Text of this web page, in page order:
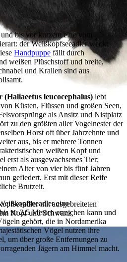
mit ausgebreiteten
Kopf und Schwanz,
bis vor kurzem eine vom
der Weißkopfseeadler weckt
Handpuppe fällt durch
weißen Plüschstoff und breite,
und Krallen sind aus
(Haliaeetus leucocephalus) lebt
Küsten, Flüssen und großen Seen,
als Ansitz und Nistplatz
zu den größten aller Vogelnester der
Horst oft über Jahrzehnte und
aus, bis er mehrere Tonnen
weißen Kopf und
erst als ausgewachsenes Tier;
Alter von vier bis fünf Jahren
gefiedert. Erst mit dieser Reife
Brutzeit.
eine
zu 2,5 Metern erreichen kann und
gehört, die in Nordamerika
Vögel nutzen ihre
um über große Entfernungen zu
Jägern am Himmel macht.